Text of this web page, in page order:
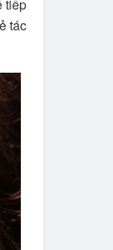
tiếp
tác